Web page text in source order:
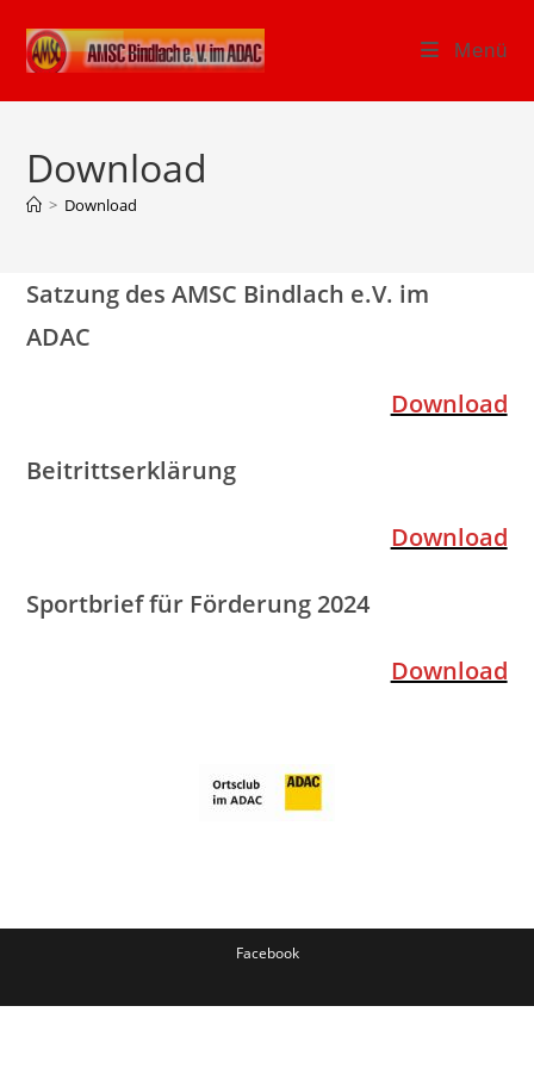
Inhalt
springen
Menü
Download
> Download
Satzung des AMSC Bindlach e.V. im
ADAC
Download
Beitrittserklärung
Download
Sportbrief für Förderung 2024
Download
Facebook